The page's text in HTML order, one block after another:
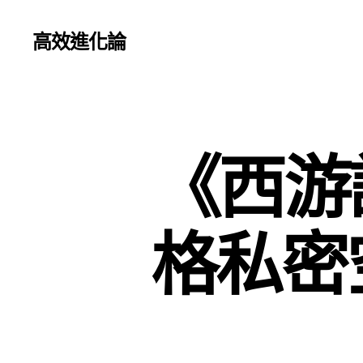
高效進化論
《西
格私